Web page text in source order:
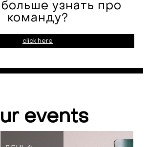
узнать про
команду?
click here
events